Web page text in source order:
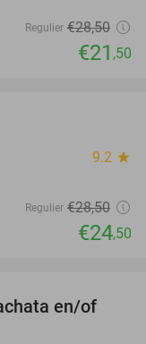
Regulier €28,50
€21 ,50
9.2 star
Regulier €28,50
€24,50
56%
en/of